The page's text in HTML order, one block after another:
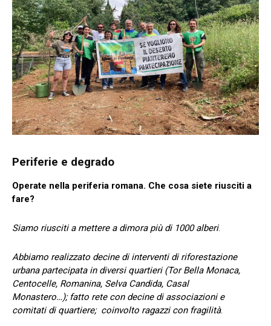
Periferie e degrado
Operate nella periferia romana. Che cosa siete riusciti a
fare?
Siamo riusciti a mettere a dimora più di 1000 alberi.
Abbiamo realizzato decine di interventi di riforestazione
urbana partecipata in diversi quartieri (Tor Bella Monaca,
Centocelle, Romanina, Selva Candida, Casal
Monastero…); fatto rete con decine di associazioni e
comitati di quartiere; coinvolto ragazzi con fragilità.